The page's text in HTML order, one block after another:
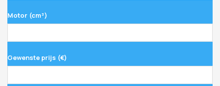
Motor (cm³)
Gewenste prijs (€)